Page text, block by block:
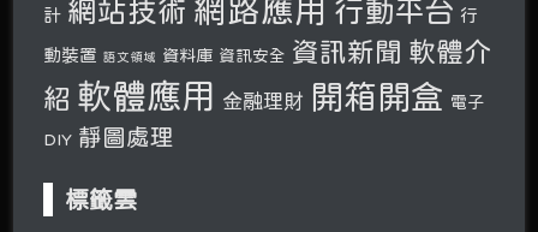
計 網站技術 網路應用 行動平台 行
動裝置 語文領域 資料庫 資訊安全 資訊新聞 軟體介
紹 軟體應用 金融理財 開箱開盒 電子
DIY 靜圖處理
標籤雲